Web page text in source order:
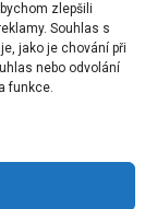
zlepšili
Souhlas s
jako je chování při
nebo odvolání
funkce.